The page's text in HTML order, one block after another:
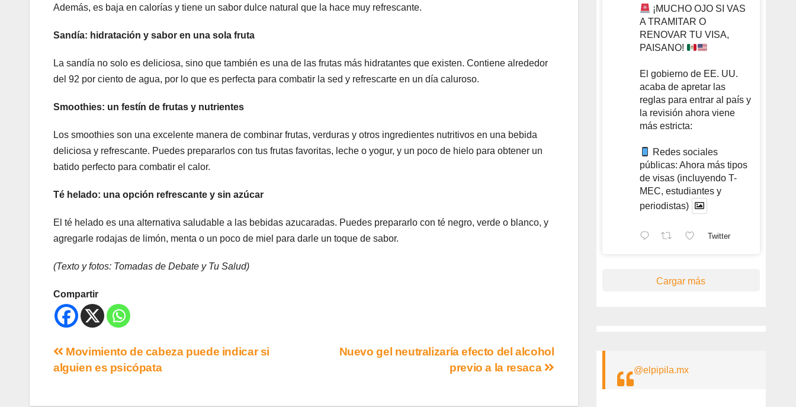
Además, es baja en calorías y tiene un sabor dulce natural que la hace muy refrescante.
Sandía: hidratación y sabor en una sola fruta
La sandía no solo es deliciosa, sino que también es una de las frutas más hidratantes que existen. Contiene alrededor
del 92 por ciento de agua, por lo que es perfecta para combatir la sed y refrescarte en un día caluroso.
Smoothies: un festín de frutas y nutrientes
Los smoothies son una excelente manera de combinar frutas, verduras y otros ingredientes nutritivos en una bebida
deliciosa y refrescante. Puedes prepararlos con tus frutas favoritas, leche o yogur, y un poco de hielo para obtener un
batido perfecto para combatir el calor.
Té helado: una opción refrescante y sin azúcar
El té helado es una alternativa saludable a las bebidas azucaradas. Puedes prepararlo con té negro, verde o blanco, y
agregarle rodajas de limón, menta o un poco de miel para darle un toque de sabor.
(Texto y fotos: Tomadas de Debate y Tu Salud)
Compartir
Nuevo gel neutralizaría efecto del alcohol
previo a la resaca
Movimiento de cabeza puede indicar si
alguien es psicópata
¡MUCHO OJO SI VAS
A TRAMITAR O
RENOVAR TU VISA,
PAISANO!
El gobierno de EE. UU.
acaba de apretar las
reglas para entrar al país y
la revisión ahora viene
más estricta:
Redes sociales
públicas: Ahora más tipos
de visas (incluyendo T-
MEC, estudiantes y
periodistas)
Twitter
Cargar más
@elpipila.mx